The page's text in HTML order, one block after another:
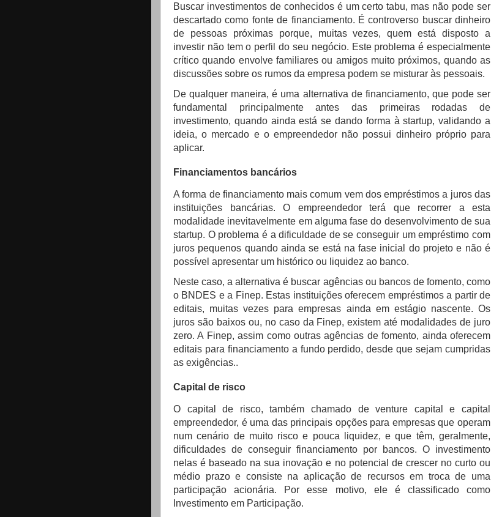
Buscar investimentos de conhecidos é um certo tabu, mas não pode ser
descartado como fonte de financiamento. É controverso buscar dinheiro
de pessoas próximas porque, muitas vezes, quem está disposto a
investir não tem o perfil do seu negócio. Este problema é especialmente
crítico quando envolve familiares ou amigos muito próximos, quando as
discussões sobre os rumos da empresa podem se misturar às pessoais.
De qualquer maneira, é uma alternativa de financiamento, que pode ser
fundamental principalmente antes das primeiras rodadas de
investimento, quando ainda está se dando forma à startup, validando a
ideia, o mercado e o empreendedor não possui dinheiro próprio para
aplicar.
Financiamentos bancários
A forma de financiamento mais comum vem dos empréstimos a juros das
instituições bancárias. O empreendedor terá que recorrer a esta
modalidade inevitavelmente em alguma fase do desenvolvimento de sua
startup. O problema é a dificuldade de se conseguir um empréstimo com
juros pequenos quando ainda se está na fase inicial do projeto e não é
possível apresentar um histórico ou liquidez ao banco.
Neste caso, a alternativa é buscar agências ou bancos de fomento, como
o BNDES e a Finep. Estas instituições oferecem empréstimos a partir de
editais, muitas vezes para empresas ainda em estágio nascente. Os
juros são baixos ou, no caso da Finep, existem até modalidades de juro
zero. A Finep, assim como outras agências de fomento, ainda oferecem
editais para financiamento a fundo perdido, desde que sejam cumpridas
as exigências..
Capital de risco
O capital de risco, também chamado de venture capital e capital
empreendedor, é uma das principais opções para empresas que operam
num cenário de muito risco e pouca liquidez, e que têm, geralmente,
dificuldades de conseguir financiamento por bancos. O investimento
nelas é baseado na sua inovação e no potencial de crescer no curto ou
médio prazo e consiste na aplicação de recursos em troca de uma
participação acionária. Por esse motivo, ele é classificado como
Investimento em Participação.